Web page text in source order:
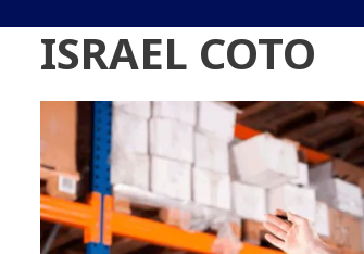
ISRAEL COTO